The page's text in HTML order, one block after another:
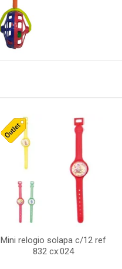
Mini relogio solapa c/12 ref
832 cx:024